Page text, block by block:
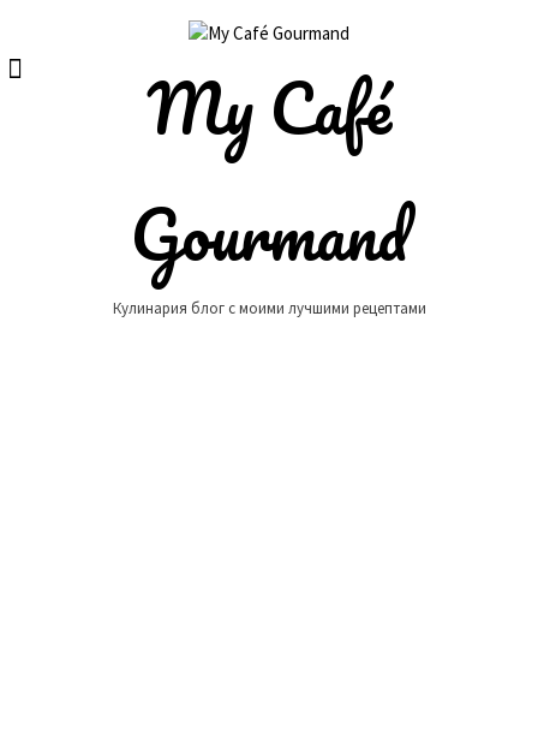
content
My Café
Gourmand
Кулинария блог с моими лучшими рецептами